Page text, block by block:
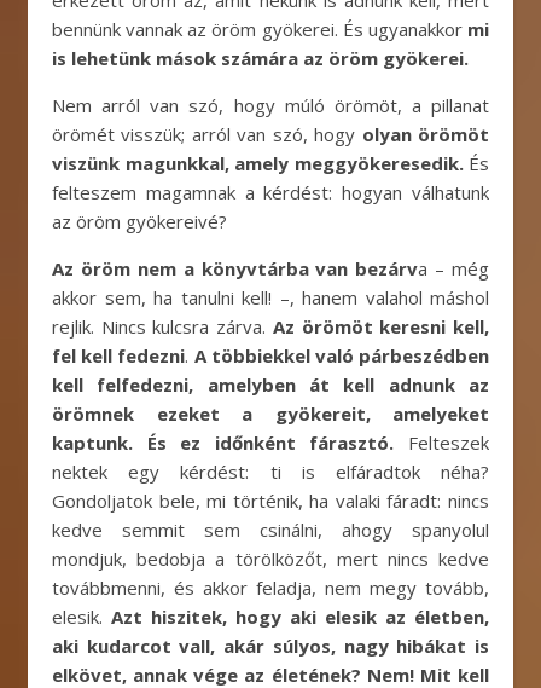
bennünk vannak az öröm gyökerei. És ugyanakkor mi
is lehetünk mások számára az öröm gyökerei.
Nem arról van szó, hogy múló örömöt, a pillanat
örömét visszük; arról van szó, hogy olyan örömöt
viszünk magunkkal, amely meggyökeresedik. És
felteszem magamnak a kérdést: hogyan válhatunk
az öröm gyökereivé?
Az öröm nem a könyvtárba van bezárva – még
akkor sem, ha tanulni kell! –, hanem valahol máshol
rejlik. Nincs kulcsra zárva. Az örömöt keresni kell,
fel kell fedezni. A többiekkel való párbeszédben
kell felfedezni, amelyben át kell adnunk az
örömnek ezeket a gyökereit, amelyeket
kaptunk. És ez időnként fárasztó. Felteszek
nektek egy kérdést: ti is elfáradtok néha?
Gondoljatok bele, mi történik, ha valaki fáradt: nincs
kedve semmit sem csinálni, ahogy spanyolul
mondjuk, bedobja a törölközőt, mert nincs kedve
továbbmenni, és akkor feladja, nem megy tovább,
elesik. Azt hiszitek, hogy aki elesik az életben,
aki kudarcot vall, akár súlyos, nagy hibákat is
elkövet, annak vége az életének? Nem! Mit kell